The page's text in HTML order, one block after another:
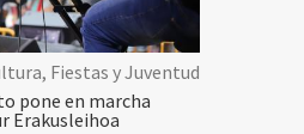
Fiestas y Juventud
pone en marcha
Erakusleihoa